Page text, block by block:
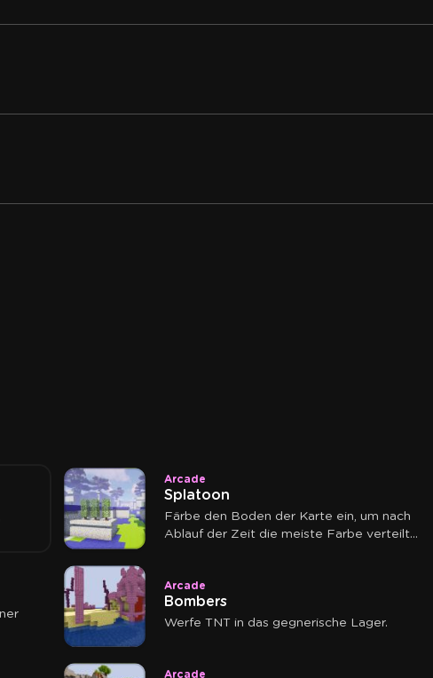
Arcade
Splatoon
Färbe den Boden der Karte ein, um nach
Ablauf der Zeit die meiste Farbe verteilt
Arcade
Bombers
Werfe TNT in das gegnerische Lager.
Arcade